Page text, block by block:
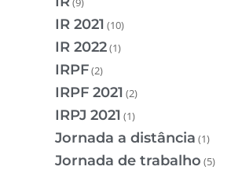
IR 2021 (10)
IR 2022(1)
IRPF(2)
IRPF 2021 (2)
IRPJ 2021 (1)
Jornada a distância (1)
Jornada de trabalho (5)